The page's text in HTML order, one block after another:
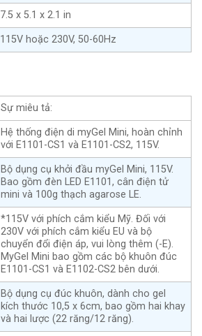
7.5 x 5.1 x 2.1 in
115V hoặc 230V, 50-60Hz
Sự miêu tả:
Hệ thống điện di myGel Mini, hoàn chỉnh
với E1101-CS1 và E1101-CS2, 115V.
Bộ dụng cụ khởi đầu myGel Mini, 115V.
Bao gồm đèn LED E1101, cân điện tử
mini và 100g thạch agarose LE.
*115V với phích cắm kiểu Mỹ. Đối với
230V với phích cắm kiểu EU và bộ
chuyển đổi điện áp, vui lòng thêm (-E).
MyGel Mini bao gồm các bộ khuôn đúc
E1101-CS1 và E1102-CS2 bên dưới.
Bộ dụng cụ đúc khuôn, dành cho gel
kích thước 10,5 x 6cm, bao gồm hai khay
và hai lược (22 răng/12 răng).